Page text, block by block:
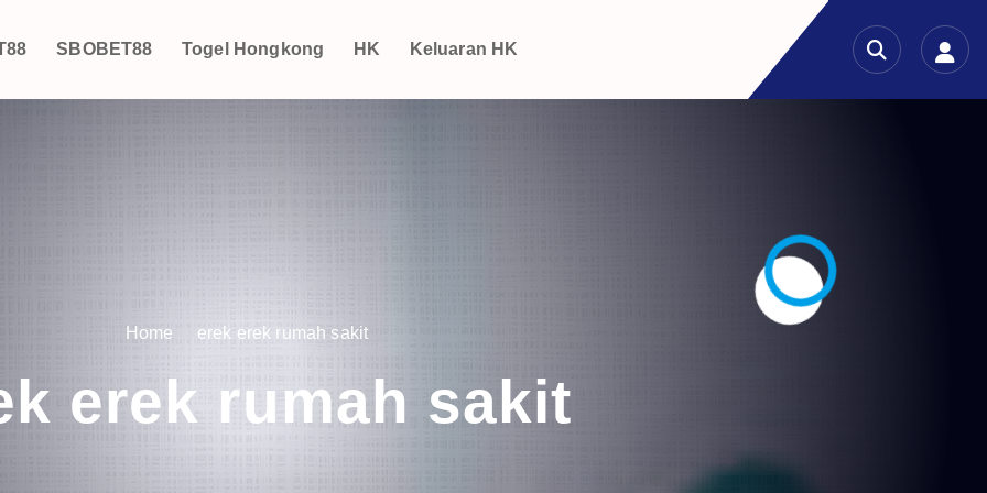
SBOBET88 Togel Hongkong HK Keluaran HK
Home erek erek rumah sakit
erek rumah sakit